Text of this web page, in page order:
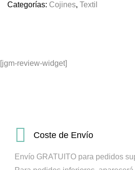
Categorías: Cojines, Textil
[jgm-review-widget]
Coste de Envío
Envío GRATUITO para pedidos